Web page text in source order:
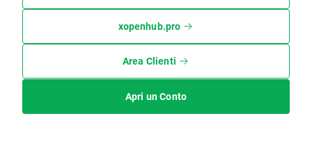
xopenhub.pro
Area Clienti
Apri un Conto